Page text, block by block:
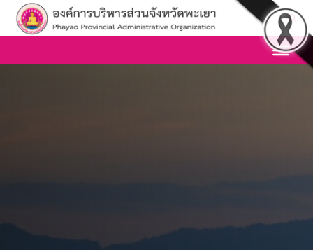
Skip